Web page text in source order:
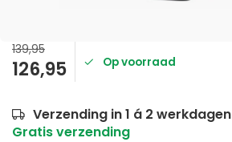
139,95
126,95 Op voorraad
Verzending in 1 á 2 werkdagen
Gratis verzending